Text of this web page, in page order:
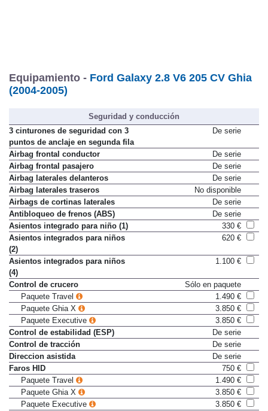
Equipamiento - Ford Galaxy 2.8 V6 205 CV Ghia
(2004-2005)
Seguridad y conducción
3 cinturones de seguridad con 3
puntos de anclaje en segunda fila
De serie
Airbag frontal conductor
De serie
Airbag frontal pasajero
De serie
Airbag laterales delanteros
De serie
Airbag laterales traseros
No disponible
Airbags de cortinas laterales
De serie
Antibloqueo de frenos (ABS)
De serie
Asientos integrado para niño (1)
330 €
Asientos integrados para niños
(2)
620 €
Asientos integrados para niños
(4)
1.100 €
Control de crucero
Sólo en paquete
Paquete Travel
1.490 €
Paquete Ghia X
3.850 €
Paquete Executive
3.850 €
Control de estabilidad (ESP)
De serie
Control de tracción
De serie
Direccion asistida
De serie
Faros HID
750 €
Paquete Travel
1.490 €
Paquete Ghia X
3.850 €
Paquete Executive
3.850 €